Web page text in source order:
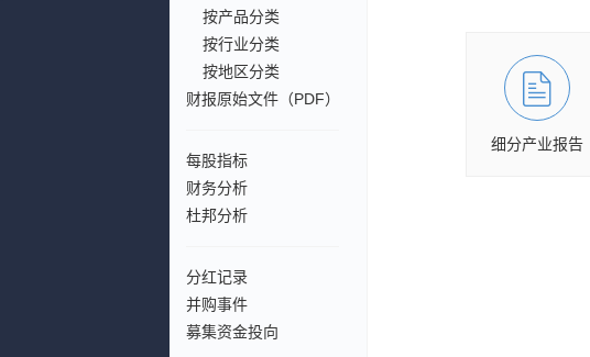
按产品分类
按行业分类
按地区分类
财报原始文件（PDF）
每股指标
财务分析
杜邦分析
分红记录
并购事件
募集资金投向
细分产业报告